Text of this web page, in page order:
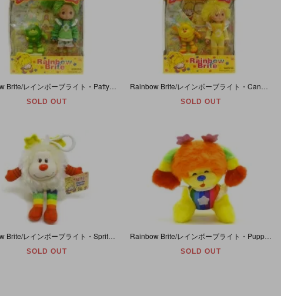
Rainbow Brite/レインボーブライト・Patty O'Green and Lucky/パティオーグリーンアンドラッキー・2003年・[DVD欠品]
SOLD OUT SOLD OUT
Rainbow Brite/レインボーブライト・Sprites/スプライト・Twink/トゥインク・ぬいぐるみキーホルダー・ホワイト・2003年・約14cm
SOLD OUT
Rainbow Brite/レインボーブライト・Puppy Brite/パピーブライト・ぬいぐるみ・約21cm×25cm
SOLD OUT